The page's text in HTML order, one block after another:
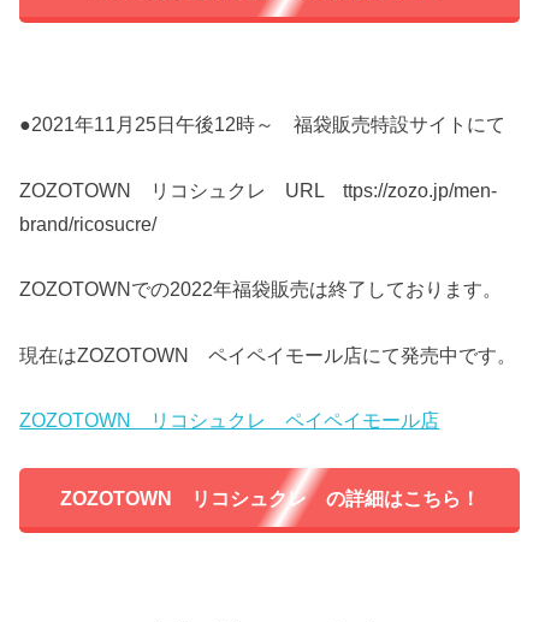
●2021年11月25日午後12時～ 福袋販売特設サイトにて
ZOZOTOWN リコシュクレ URL ttps://zozo.jp/men-
brand/ricosucre/
ZOZOTOWNでの2022年福袋販売は終了しております。
現在はZOZOTOWN ペイペイモール店にて発売中です。
ZOZOTOWN リコシュクレ ペイペイモール店
ZOZOTOWN リコシュクレ の詳細はこちら！